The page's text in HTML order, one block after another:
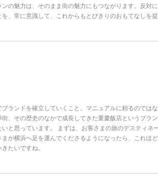
の魅力は、そのまま街の魅力にもつながります。反対
、常に意識して、これからもとびきりのおもてなしを提
ランドを確立していくこと。マニュアルに頼るので
、その歴史のなかで成長してきた重慶飯店というブラ
と思っています。 まずは、お客さまの旅のデスティ
が横浜へ足を運んでくださるようになったら、これほ
たいですね。